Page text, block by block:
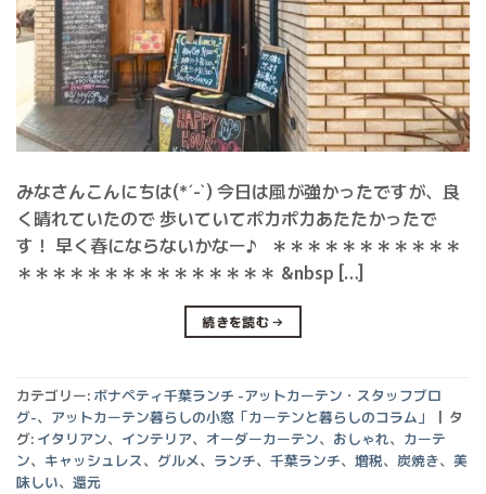
みなさんこんにちは(*´-`) 今日は風が強かったですが、良
く晴れていたので 歩いていてポカポカあたたかったで
す！ 早く春にならないかなー♪ ＊＊＊＊＊＊＊＊＊＊＊
＊＊＊＊＊＊＊＊＊＊＊＊＊＊＊ &nbsp […]
続きを読む→
カテゴリー: ボナペティ千葉ランチ -アットカーテン・スタッフブロ
グ-、 アットカーテン暮らしの小窓「カーテンと暮らしのコラム」 | タ
グ: イタリアン、 インテリア、 オーダーカーテン、 おしゃれ、 カーテ
ン、 キャッシュレス、 グルメ、 ランチ、 千葉ランチ、 増税、 炭焼き、 美
味しい、 還元